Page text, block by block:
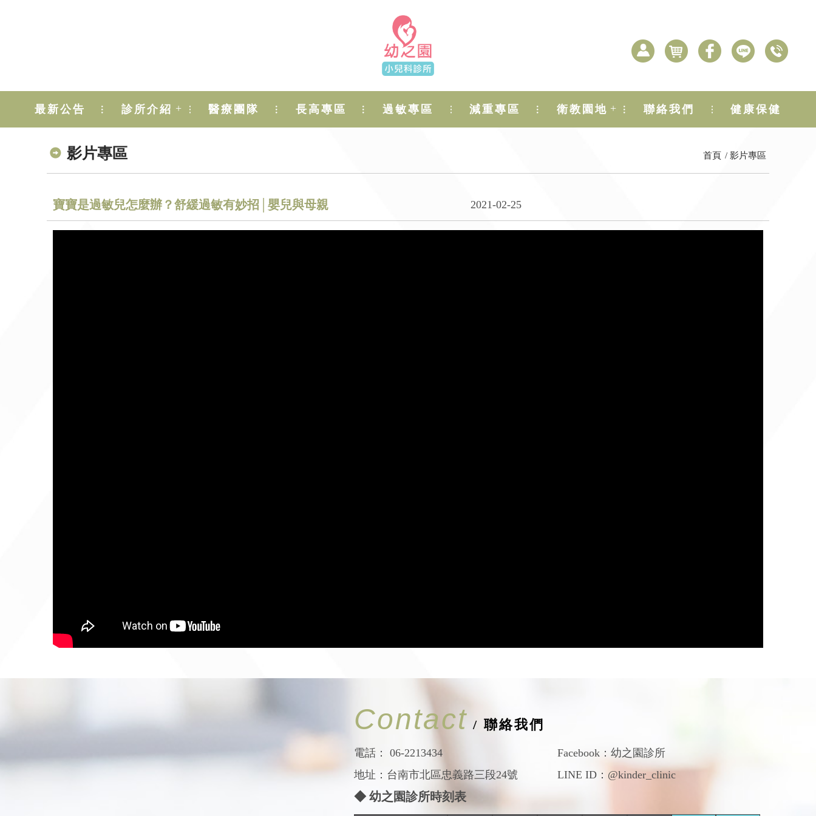
最新公告 診所介紹 + 醫療團隊 長高專區 過敏專區 減重專區 衛教園地 + 聯絡我們 健康保健
影片專區 首頁 影片專區
寶寶是過敏兒怎麼辦？舒緩過敏有妙招│嬰兒與母親 2021-02-25
Contact / 聯絡我們
電話：
06-2213434
地址：台南市北區忠義路三段24號
Facebook：幼之園診所
LINE ID：@kinder_clinic
◆ 幼之園診所時刻表